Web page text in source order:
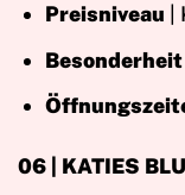
Preisniveau
Besonderheit
06 | KATIES